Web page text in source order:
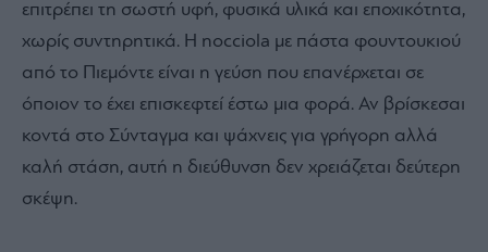
επιτρέπει τη σωστή υφή, φυσικά υλικά και εποχικότητα,
χωρίς συντηρητικά. Η nocciola με πάστα φουντουκιού
από το Πιεμόντε είναι η γεύση που επανέρχεται σε
όποιον το έχει επισκεφτεί έστω μια φορά. Αν βρίσκεσαι
κοντά στο Σύνταγμα και ψάχνεις για γρήγορη αλλά
καλή στάση, αυτή η διεύθυνση δεν χρειάζεται δεύτερη
σκέψη.